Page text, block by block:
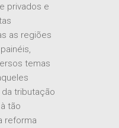
privados e
as regiões
temas
tributação
tão